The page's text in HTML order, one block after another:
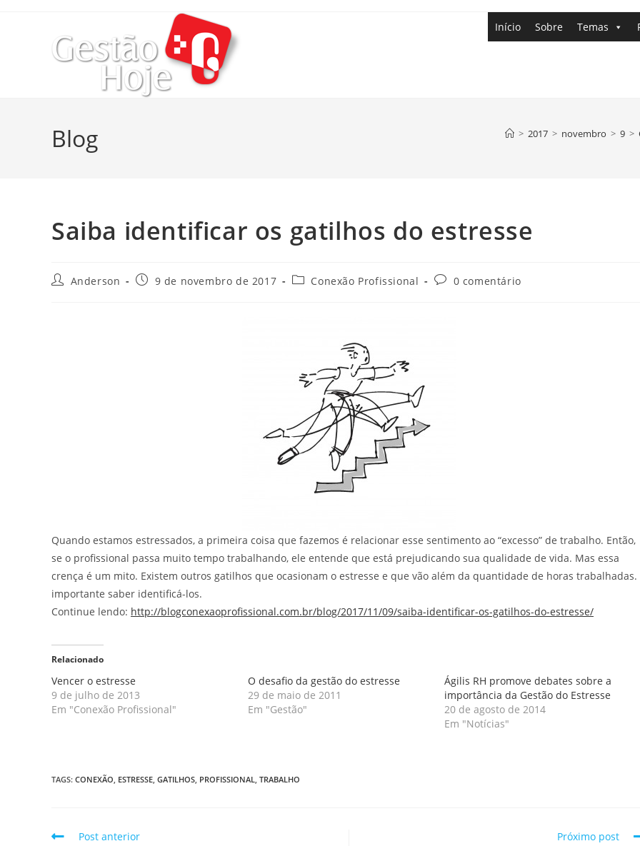
Início Sobre Temas
Blog > 2017 > novembro > 9 >
Saiba identificar os gatilhos do estresse
Anderson 9 de novembro de 2017 Conexão Profissional 0 comentário
Quando estamos estressados, a primeira coisa que fazemos é relacionar esse sentimento ao “excesso” de trabalho. Então,
se o profissional passa muito tempo trabalhando, ele entende que está prejudicando sua qualidade de vida. Mas essa
crença é um mito. Existem outros gatilhos que ocasionam o estresse e que vão além da quantidade de horas trabalhadas.
importante saber identificá-los.
Continue lendo: http://blogconexaoprofissional.com.br/blog/2017/11/09/saiba-identificar-os-gatilhos-do-estresse/
Relacionado
Vencer o estresse
9 de julho de 2013
Em "Conexão Profissional"
O desafio da gestão do estresse
29 de maio de 2011
Em "Gestão"
Ágilis RH promove debates sobre a
importância da Gestão do Estresse
20 de agosto de 2014
Em "Notícias"
TAGS: CONEXÃO, ESTRESSE, GATILHOS, PROFISSIONAL, TRABALHO
Post anterior Próximo post